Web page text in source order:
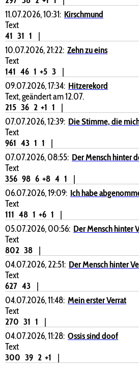
11.07.2026, 10:31: Kirschmund
Text
41 31 1
|
10.07.2026, 21:22: Zehn zu eins
Text
141 46 1 +5 3
|
09.07.2026, 17:34: Hitzerekord
Text, geändert am 12.07.
215 36 2 +1 1
|
07.07.2026, 12:39: Die Stimme, die
Text
961 43 1 1
|
07.07.2026, 08:55: Der Mensch hinter
Text
356 98 6 +8 4 1
|
06.07.2026, 19:09: Ich habe
Text
111 48 1 +6 1
|
05.07.2026, 00:56: Der Mensch hinter
Text
802 38
|
04.07.2026, 22:51: Der Mensch hinter
Text
627 43
|
04.07.2026, 11:48: Mein erster Verrat
Text
270 31 1
|
04.07.2026, 11:28: Ossis sind doof
Text
300 39 2 +1
|